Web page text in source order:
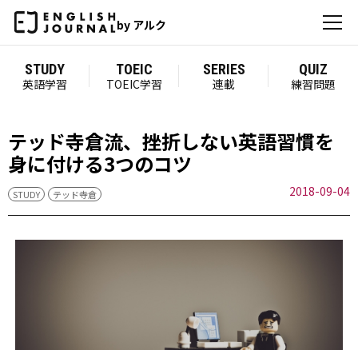
by アルク
STUDY
英語学習
TOEIC
TOEIC学習
SERIES
連載
QUIZ
練習問題
テッド寺倉流、挫折しない英語習慣を
身に付ける3つのコツ
STUDY テッド寺倉 2018-09-04